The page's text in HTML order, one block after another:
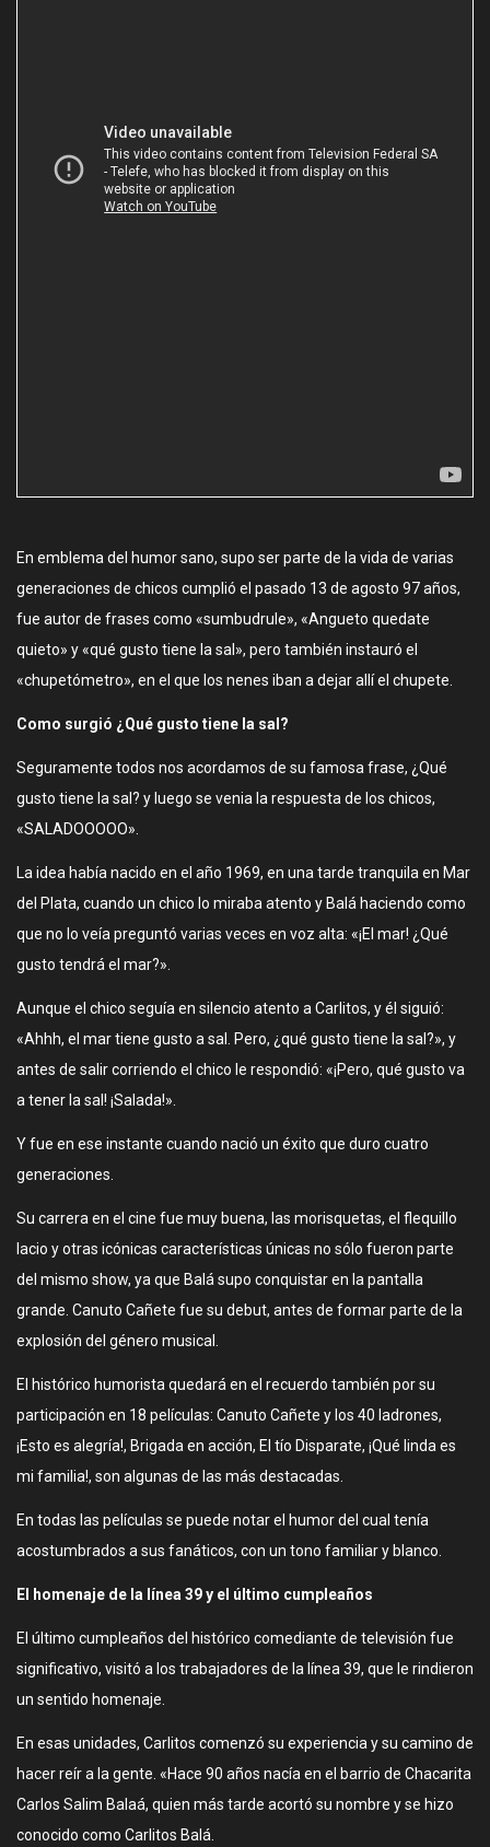
En emblema del humor sano, supo ser parte de la vida de varias
generaciones de chicos cumplió el pasado 13 de agosto 97 años,
fue autor de frases como «sumbudrule», «Angueto quedate
quieto» y «qué gusto tiene la sal», pero también instauró el
«chupetómetro», en el que los nenes iban a dejar allí el chupete.
Como surgió ¿Qué gusto tiene la sal?
Seguramente todos nos acordamos de su famosa frase, ¿Qué
gusto tiene la sal? y luego se venia la respuesta de los chicos,
«SALADOOOOO».
La idea había nacido en el año 1969, en una tarde tranquila en Mar
del Plata, cuando un chico lo miraba atento y Balá haciendo como
que no lo veía preguntó varias veces en voz alta: «¡El mar! ¿Qué
gusto tendrá el mar?».
Aunque el chico seguía en silencio atento a Carlitos, y él siguió:
«Ahhh, el mar tiene gusto a sal. Pero, ¿qué gusto tiene la sal?», y
antes de salir corriendo el chico le respondió: «¡Pero, qué gusto va
a tener la sal! ¡Salada!».
Y fue en ese instante cuando nació un éxito que duro cuatro
generaciones.
Su carrera en el cine fue muy buena, las morisquetas, el flequillo
lacio y otras icónicas características únicas no sólo fueron parte
del mismo show, ya que Balá supo conquistar en la pantalla
grande. Canuto Cañete fue su debut, antes de formar parte de la
explosión del género musical.
El histórico humorista quedará en el recuerdo también por su
participación en 18 películas: Canuto Cañete y los 40 ladrones,
¡Esto es alegría!, Brigada en acción, El tío Disparate, ¡Qué linda es
mi familia!, son algunas de las más destacadas.
En todas las películas se puede notar el humor del cual tenía
acostumbrados a sus fanáticos, con un tono familiar y blanco.
El homenaje de la línea 39 y el último cumpleaños
El último cumpleaños del histórico comediante de televisión fue
significativo, visitó a los trabajadores de la línea 39, que le rindieron
un sentido homenaje.
En esas unidades, Carlitos comenzó su experiencia y su camino de
hacer reír a la gente. «Hace 90 años nacía en el barrio de Chacarita
Carlos Salim Balaá, quien más tarde acortó su nombre y se hizo
conocido como Carlitos Balá.